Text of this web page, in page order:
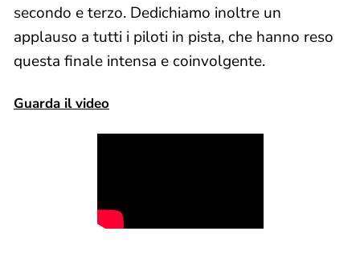
secondo e terzo. Dedichiamo inoltre un
applauso a tutti i piloti in pista, che hanno reso
questa finale intensa e coinvolgente.
Guarda il video